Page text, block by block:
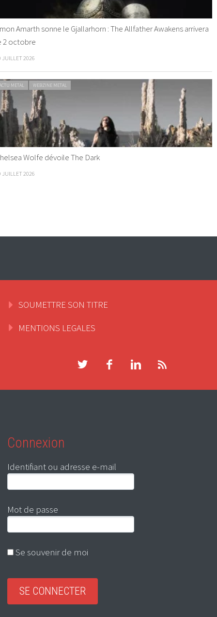
Amarth sonne le Gjallarhorn : The Allfather Awakens arrivera
2 octobre
JUILLET 2026
METAL WEBZINE METAL
Wolfe dévoile The Dark
JUILLET 2026
SOUMETTRE SON TITRE
MENTIONS LEGALES
Connexion
Identifiant ou adresse e-mail
Mot de passe
Se souvenir de moi